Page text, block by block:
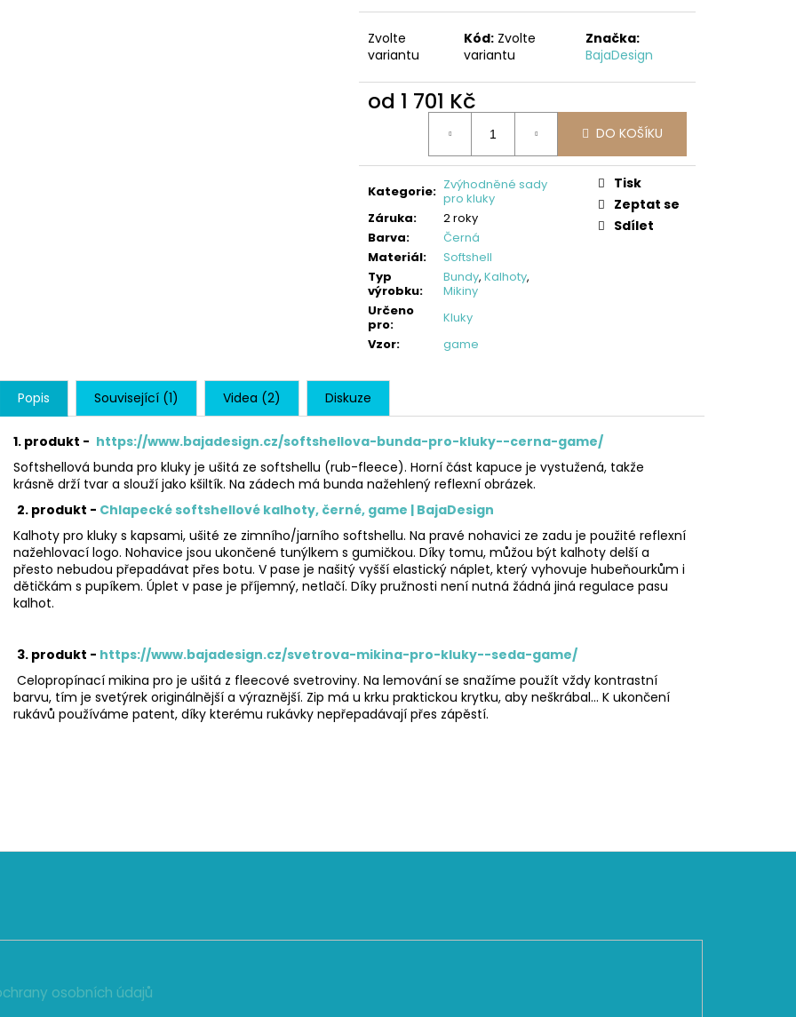
Zvolte
variantu
Kód: Zvolte
variantu
Značka:
BajaDesign
od 1 701 Kč
DO KOŠÍKU
Kategorie: Zvýhodněné sady
pro kluky
Záruka:
2 roky
Barva:
Černá
Materiál:
Softshell
Typ
výrobku:
Bundy, Kalhoty,
Mikiny
Určeno
pro:
Kluky
Vzor: game
Tisk
Zeptat se
Sdílet
Popis Související (1) Videa (2) Diskuze
1. produkt - https://www.bajadesign.cz/softshellova-bunda-pro-kluky--cerna-game/
Softshellová bunda pro kluky je ušitá ze softshellu (rub-fleece). Horní část kapuce je vystužená, takže
krásně drží tvar a slouží jako kšiltík. Na zádech má bunda nažehlený reflexní obrázek.
2. produkt - Chlapecké softshellové kalhoty, černé, game | BajaDesign
Kalhoty pro kluky s kapsami, ušité ze zimního/jarního softshellu. Na pravé nohavici ze zadu je použité reflexní
nažehlovací logo. Nohavice jsou ukončené tunýlkem s gumičkou. Díky tomu, můžou být kalhoty delší a
přesto nebudou přepadávat přes botu. V pase je našitý vyšší elastický náplet, který vyhovuje hubeňourkům i
dětičkám s pupíkem. Úplet v pase je příjemný, netlačí. Díky pružnosti není nutná žádná jiná regulace pasu
kalhot.
3. produkt - https://www.bajadesign.cz/svetrova-mikina-pro-kluky--seda-game/
Celopropínací mikina pro je ušitá z fleecové svetroviny. Na lemování se snažíme použít vždy kontrastní
barvu, tím je svetýrek originálnější a výraznější. Zip má u krku praktickou krytku, aby neškrábal... K ukončení
rukávů používáme patent, díky kterému rukávky nepřepadávají přes zápěstí.
osobních údajů